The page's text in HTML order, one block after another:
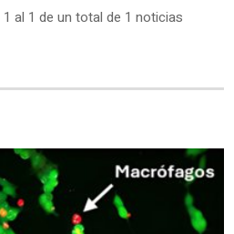
al 1 de un total de 1 noticias